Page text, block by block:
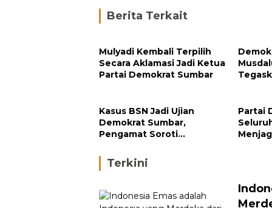
Berita Terkait
Mulyadi Kembali Terpilih
Secara Aklamasi Jadi Ketua
Partai Demokrat Sumbar
Kasus BSN Jadi Ujian
Demokrat Sumbar,
Pengamat Soroti
Kader Bermasalah
Partai
Terkini